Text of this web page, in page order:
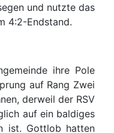
und nutzte das
4:2-Endstand.
ihre Pole
auf Rang Zwei
derweil der RSV
auf ein baldiges
ist. Gottlob hatten